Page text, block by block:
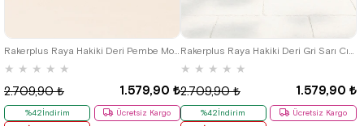
Rakerplus Raya Hakiki Deri Pembe Mor Simli Cırtlı Kız Bebek Bot
★ ★ ★ ★ ★
1.579,90 ₺
2.709,90 ₺
%42İndirim Ücretsiz Kargo
Rakerplus Raya Hakiki Deri Gri Sarı Cırtlı Erkek Bebek Bot
★ ★ ★ ★ ★
1.579,90 ₺
2.709,90 ₺
%42İndirim Ücretsiz Kargo
20 24